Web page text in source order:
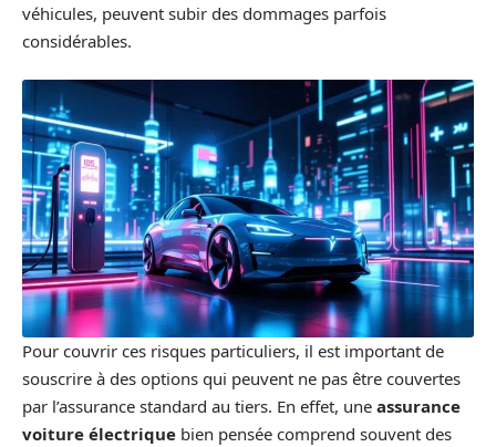
véhicules, peuvent subir des dommages parfois
considérables.
Pour couvrir ces risques particuliers, il est important de
souscrire à des options qui peuvent ne pas être couvertes
par l’assurance standard au tiers. En effet, une assurance
voiture électrique bien pensée comprend souvent des